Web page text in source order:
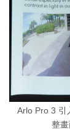
Arlo Pro 3 引
整畫